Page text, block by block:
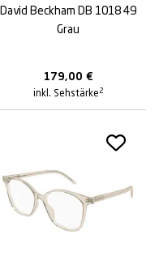
David Beckham DB 1018 49
Grau
179,00 €
inkl. Sehstärke 2